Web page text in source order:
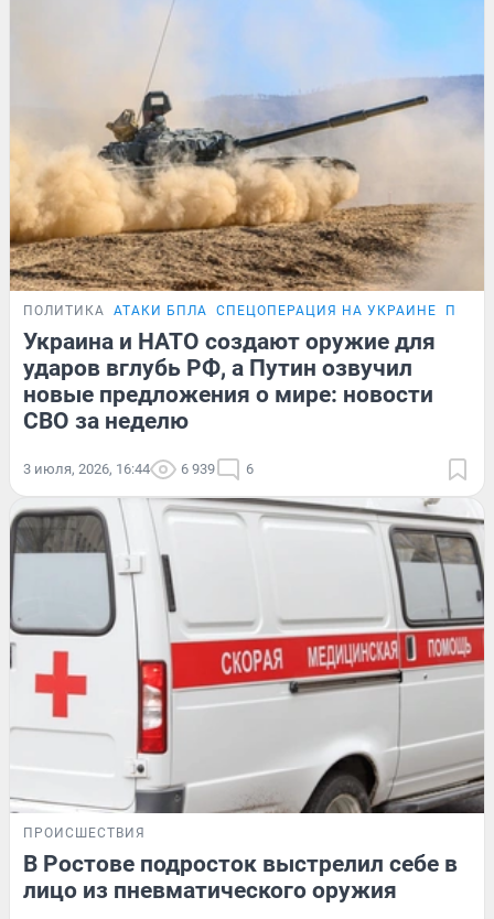
ПОЛИТИКА АТАКИ БПЛА СПЕЦОПЕРАЦИЯ НА УКРАИНЕ
Украина и НАТО создают оружие для
ударов вглубь РФ, а Путин озвучил
новые предложения о мире: новости
СВО за неделю
3 июля, 2026, 16:44 6 939 6
ПРОИСШЕСТВИЯ
В Ростове подросток выстрелил себе в
лицо из пневматического оружия